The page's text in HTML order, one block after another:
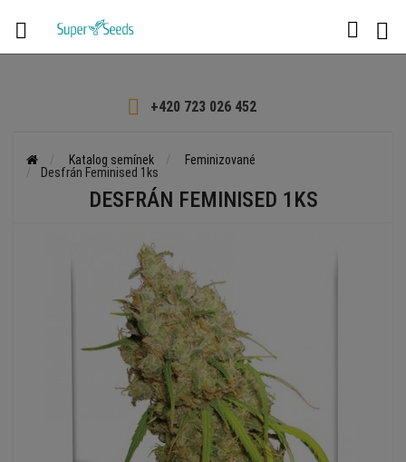
 +420 723 026 452
Katalog semínek
Feminizované
Desfrán Feminised 1ks
DESFRÁN FEMINISED 1KS